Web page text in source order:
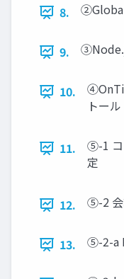
8.
9.
10.
トール
11.
⑤-1 コ
定
12. ⑤-2 会
13. ⑤-2-a